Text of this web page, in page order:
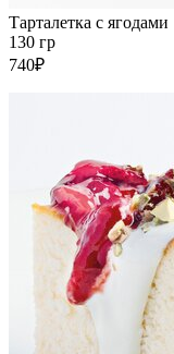
Тарталетка с ягодами
130 гр
740₽